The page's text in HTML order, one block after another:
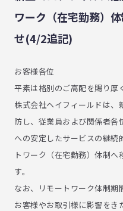
事業部紹介
社内イベント・文化
ワーク（在宅勤務）
せ(4/2追記)
お客様各位
平素は格別のご高配を賜り厚
株式会社ヘイフィールドは
防し、従業員および関係者
への安定したサービスの継続
トワーク（在宅勤務）体制
す。
なお、リモートワーク体制期
お客様やお取引様に影響をき